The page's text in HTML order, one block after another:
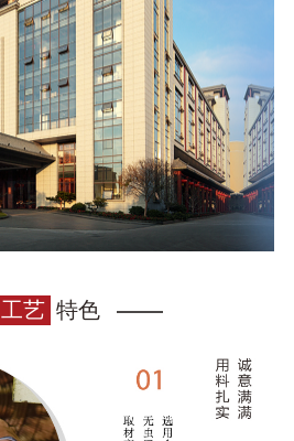
工艺 特色